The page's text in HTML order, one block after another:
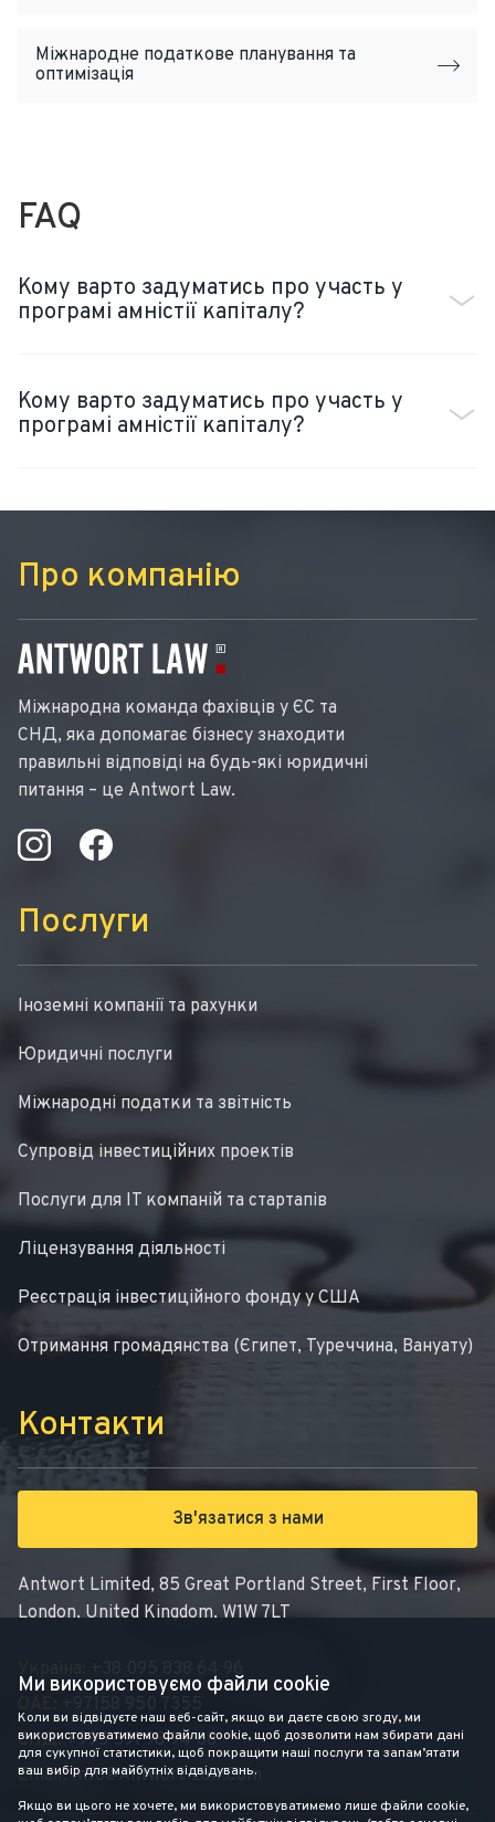
Міжнародне податкове планування та
оптимізація
FAQ
Кому варто задуматись про участь у
програмі амністії капіталу?
Кому варто задуматись про участь у
програмі амністії капіталу?
Про компанію
Міжнародна команда фахівців у ЄС та
СНД, яка допомагає бізнесу знаходити
правильні відповіді на будь-які юридичні
питання – це Antwort Law.
Послуги
Іноземні компанії та рахунки
Юридичні послуги
Міжнародні податки та звітність
Супровід інвестиційних проектів
Послуги для IT компаній та стартапів
Ліцензування діяльності
Реєстрація інвестиційного фонду у США
Отримання громадянства (Єгипет, Туреччина, Вануату)
Контакти
Зв'язатися з нами
Antwort Limited, 85 Great Portland Street, First Floor,
London, United Kingdom, W1W 7LT
+38 095 838 64 96
СНД:+995 591 98 94 08
Email:Info@antwort-Law.com
Ми використовуємо файли cookie
Коли ви відвідуєте наш веб-сайт, якщо ви даєте свою згоду, ми
використовуватимемо файли cookie, щоб дозволити нам збирати дані
для сукупної статистики, щоб покращити наші послуги та запам’ятати
ваш вибір для майбутніх відвідувань.
Якщо ви цього не хочете, ми використовуватимемо лише файли cookie,